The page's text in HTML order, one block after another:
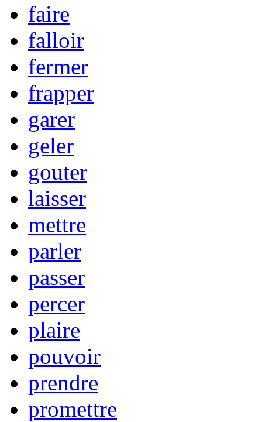
faire
falloir
fermer
frapper
garer
geler
gouter
laisser
mettre
parler
passer
percer
plaire
pouvoir
prendre
promettre